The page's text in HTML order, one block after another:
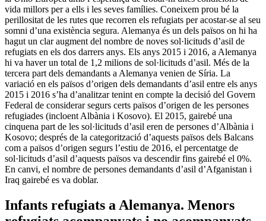
vida millors per a ells i les seves famílies. Coneixem prou bé la
perillositat de les rutes que recorren els refugiats per acostar-se al seu
somni d’una existència segura. Alemanya és un dels països on hi ha
hagut un clar augment del nombre de noves sol·licituds d’asil de
refugiats en els dos darrers anys. Els anys 2015 i 2016, a Alemanya
hi va haver un total de 1,2 milions de sol·licituds d’asil. Més de la
tercera part dels demandants a Alemanya venien de Síria. La
variació en els països d’origen dels demandants d’asil entre els anys
2015 i 2016 s’ha d’analitzar tenint en compte la decisió del Govern
Federal de considerar segurs certs països d’origen de les persones
refugiades (incloent Albània i Kosovo). El 2015, gairebé una
cinquena part de les sol·licituds d’asil eren de persones d’Albània i
Kosovo; després de la categorització d’aquests països dels Balcans
com a països d’origen segurs l’estiu de 2016, el percentatge de
sol·licituds d’asil d’aquests països va descendir fins gairebé el 0%.
En canvi, el nombre de persones demandants d’asil d’Afganistan i
Iraq gairebé es va doblar.
Infants refugiats a Alemanya. Menors